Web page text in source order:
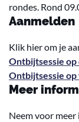
rondes. Rond
Aanmelden
Klik hier om je
Ontbijtsessie op
Ontbijtsessie
Meer
Neem voor